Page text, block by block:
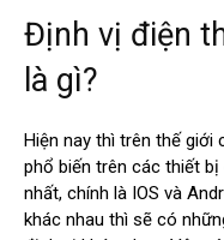
Định vị điện
là gì?
Hiện nay thì trên thế giới
phổ biến trên các thiết
nhất, chính là IOS và
khác nhau thì sẽ có